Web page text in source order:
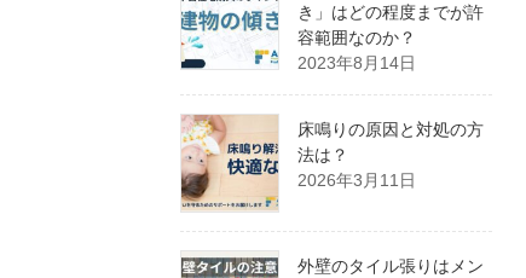
き」はどの程度までが許
容範囲なのか？
2023年8月14日
床鳴りの原因と対処の方
法は？
2026年3月11日
外壁のタイル張りはメン